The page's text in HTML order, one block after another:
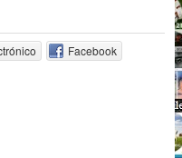
Facebook